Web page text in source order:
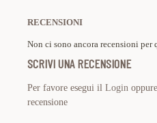
RECENSIONI
Non ci sono ancora recensioni per
SCRIVI UNA RECENSIONE
Per favore esegui il Login oppure
recensione